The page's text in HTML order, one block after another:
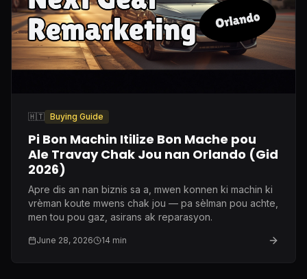
🇭🇹 Buying Guide
Pi Bon Machin Itilize Bon Mache pou
Ale Travay Chak Jou nan Orlando (Gid
2026)
Apre dis an nan biznis sa a, mwen konnen ki machin ki
vrèman koute mwens chak jou — pa sèlman pou achte,
men tou pou gaz, asirans ak reparasyon.
June 28, 2026 14 min